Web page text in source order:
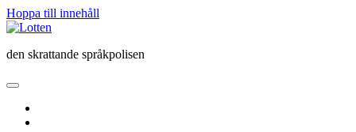
Hoppa till innehåll
Lotten
den skrattande språkpolisen
öppna
meny